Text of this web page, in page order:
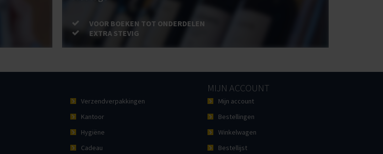
VOOR BOEKEN TOT ONDERDELEN
EXTRA STEVIG
Verzendverpakkingen
Kantoor
Hygiëne
Cadeau
MIJN ACCOUNT
Mijn account
Bestellingen
Winkelwagen
Bestellijst